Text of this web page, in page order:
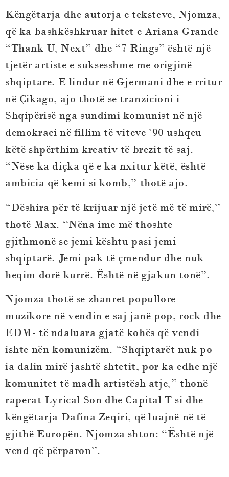
Këngëtarja dhe autorja e teksteve, Njomza,
që ka bashkëshkruar hitet e Ariana Grande
“Thank U, Next” dhe “7 Rings” është një
tjetër artiste e suksesshme me origjinë
shqiptare. E lindur në Gjermani dhe e rritur
në Çikago, ajo thotë se tranzicioni i
Shqipërisë nga sundimi komunist në një
demokraci në fillim të viteve ’90 ushqeu
këtë shpërthim kreativ të brezit të saj.
“Nëse ka diçka që e ka nxitur këtë, është
ambicia që kemi si komb,” thotë ajo.
“Dëshira për të krijuar një jetë më të mirë,”
thotë Max. “Nëna ime më thoshte
gjithmonë se jemi kështu pasi jemi
shqiptarë. Jemi pak të çmendur dhe nuk
heqim dorë kurrë. Është në gjakun tonë”.
Njomza thotë se zhanret popullore
muzikore në vendin e saj janë pop, rock dhe
EDM- të ndaluara gjatë kohës që vendi
ishte nën komunizëm. “Shqiptarët nuk po
ia dalin mirë jashtë shtetit, por ka edhe një
komunitet të madh artistësh atje,” thonë
raperat Lyrical Son dhe Capital T si dhe
këngëtarja Dafina Zeqiri, që luajnë në të
gjithë Europën. Njomza shton: “Është një
vend që përparon”.